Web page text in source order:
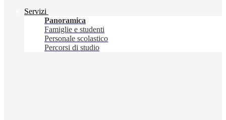
Servizi
Panoramica
Famiglie e studenti
Personale scolastico
Percorsi di studio